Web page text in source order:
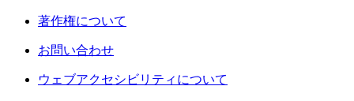
著作権について
お問い合わせ
ウェブアクセシビリティについて